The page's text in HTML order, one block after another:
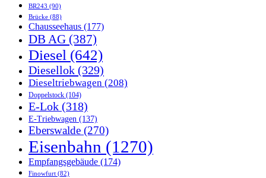
BR243 (90)
Brücke (88)
Chausseehaus (177)
DB AG (387)
Diesel (642)
Diesellok (329)
Dieseltriebwagen (208)
Doppelstock (104)
E-Lok (318)
E-Triebwagen (137)
Eberswalde (270)
Eisenbahn (1270)
Empfangsgebäude (174)
Finowfurt (82)